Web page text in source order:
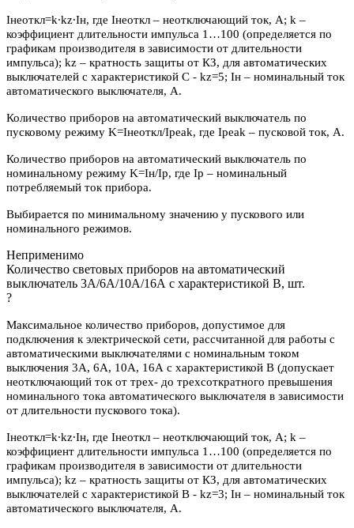
Iнеоткл=k∙kz∙Iн, где Iнеоткл – неотключающий ток, А; k –
коэффициент длительности импульса 1…100 (определяется по
графикам производителя в зависимости от длительности
импульса); kz – кратность защиты от КЗ, для автоматических
выключателей с характеристикой C - kz=5; Iн – номинальный ток
автоматического выключателя, А.
Количество приборов на автоматический выключатель по
пусковому режиму K=Iнеоткл/Ipeak, где Ipeak – пусковой ток, А.
Количество приборов на автоматический выключатель по
номинальному режиму K=Iн/Iр, где Iр – номинальный
потребляемый ток прибора.
Выбирается по минимальному значению у пускового или
номинального режимов.
Неприменимо
Количество световых приборов на автоматический
выключатель 3А/6А/10А/16А с характеристикой В, шт.
?
Максимальное количество приборов, допустимое для
подключения к электрической сети, рассчитанной для работы с
автоматическими выключателями с номинальным током
выключения 3А, 6А, 10А, 16А с характеристикой В (допускает
неотключающий ток от трех- до трехсоткратного превышения
номинального тока автоматического выключателя в зависимости
от длительности пускового тока).
Iнеоткл=k∙kz∙Iн, где Iнеоткл – неотключающий ток, А; k –
коэффициент длительности импульса 1…100 (определяется по
графикам производителя в зависимости от длительности
импульса); kz – кратность защиты от КЗ, для автоматических
выключателей с характеристикой В - kz=3; Iн – номинальный ток
автоматического выключателя, А.